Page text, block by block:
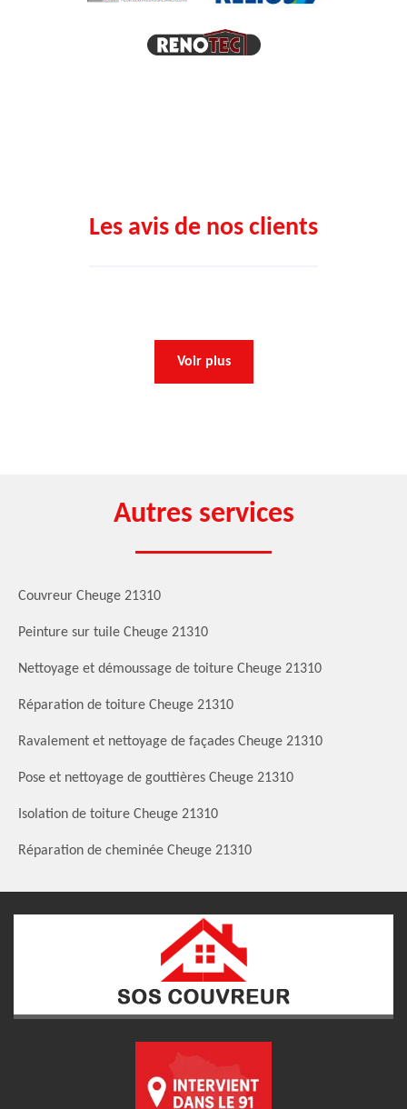
Les avis de nos clients
Voir plus
Autres services
Couvreur Cheuge 21310
Peinture sur tuile Cheuge 21310
Nettoyage et démoussage de toiture Cheuge 21310
Réparation de toiture Cheuge 21310
Ravalement et nettoyage de façades Cheuge 21310
Pose et nettoyage de gouttières Cheuge 21310
Isolation de toiture Cheuge 21310
Réparation de cheminée Cheuge 21310